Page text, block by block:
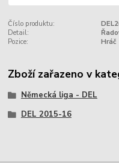
Číslo produktu:
Detail:
Pozice:
Hráč
Zboží zařazeno v
Německá liga - DEL
DEL 2015-16